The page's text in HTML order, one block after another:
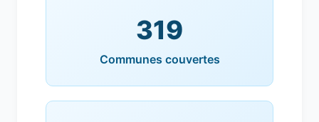
319
Communes couvertes